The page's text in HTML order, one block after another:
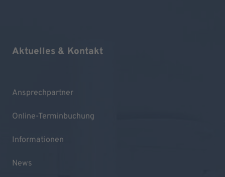
Aktuelles & Kontakt
Ansprechpartner
Online-Terminbuchung
Informationen
News